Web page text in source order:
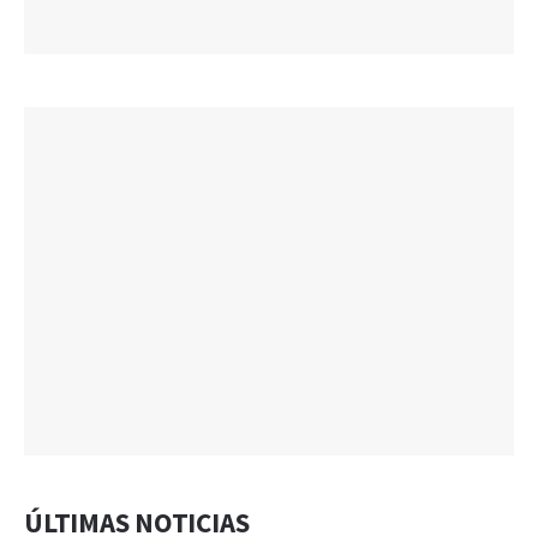
ÚLTIMAS NOTICIAS